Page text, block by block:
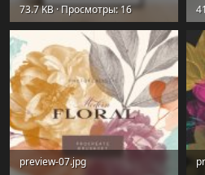
73.7 KB · Просмотры: 16
preview-07.jpg